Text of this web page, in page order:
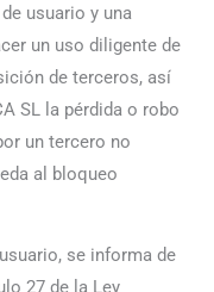
usuario y una
un uso diligente de
de terceros, así
SL la pérdida o robo
un tercero no
al bloqueo
se informa de